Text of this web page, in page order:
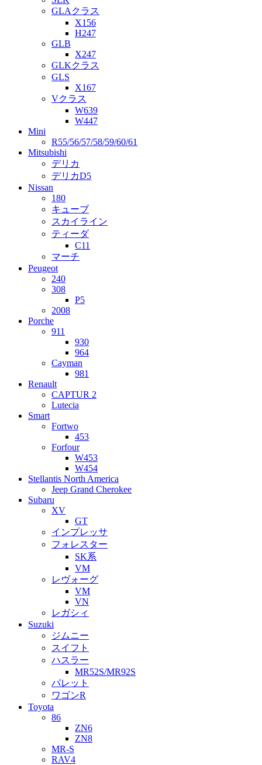
GLAクラス
X156
H247
GLB
X247
GLKクラス
GLS
X167
Vクラス
W639
W447
Mini
R55/56/57/58/59/60/61
Mitsubishi
デリカ
デリカD5
Nissan
180
キューブ
スカイライン
ティーダ
C11
マーチ
Peugeot
240
308
P5
2008
Porche
911
930
964
Cayman
981
Renault
CAPTUR 2
Lutecia
Smart
Fortwo
453
Forfour
W453
W454
Stellantis North America
Jeep Grand Cherokee
Subaru
XV
GT
インプレッサ
フォレスター
SK系
VM
レヴォーグ
VM
VN
レガシィ
Suzuki
ジムニー
スイフト
ハスラー
MR52S/MR92S
パレット
ワゴンR
Toyota
86
ZN6
ZN8
MR-S
RAV4